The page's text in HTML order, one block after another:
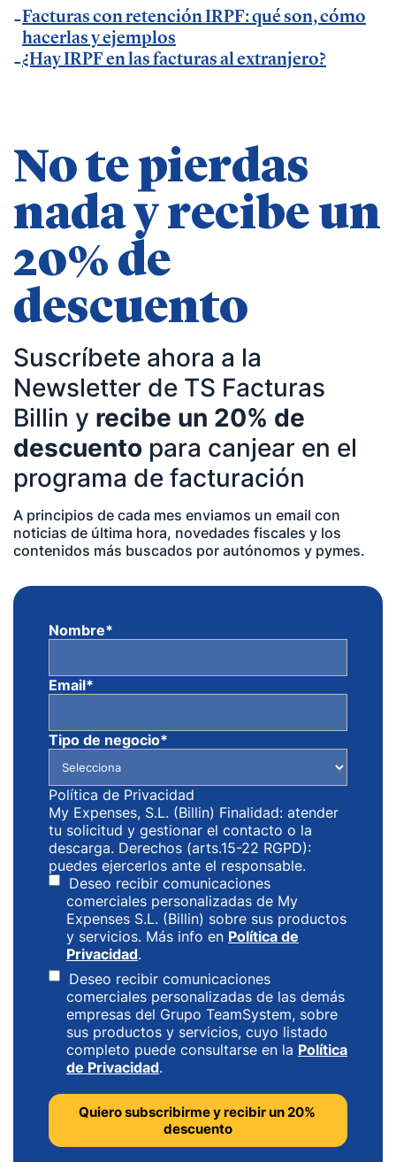
desarrollo de negocio
Facturas con retención IRPF: qué son, cómo
hacerlas y ejemplos
¿Hay IRPF en las facturas al extranjero?
No te pierdas
nada y recibe un
20% de
descuento
Suscríbete ahora a la
Newsletter de TS Facturas
Billin y recibe un 20% de
descuento para canjear en el
programa de facturación
A principios de cada mes enviamos un email con
noticias de última hora, novedades fiscales y los
contenidos más buscados por autónomos y pymes.
Nombre*
Email*
Tipo de negocio*
Política de Privacidad
My Expenses, S.L. (Billin) Finalidad: atender
tu solicitud y gestionar el contacto o la
descarga. Derechos (arts.15-22 RGPD):
puedes ejercerlos ante el responsable.
Deseo recibir comunicaciones
comerciales personalizadas de My
Expenses S.L. (Billin) sobre sus productos
y servicios. Más info en Política de
Privacidad.
Deseo recibir comunicaciones
comerciales personalizadas de las demás
empresas del Grupo TeamSystem, sobre
sus productos y servicios, cuyo listado
completo puede consultarse en la Política
de Privacidad.